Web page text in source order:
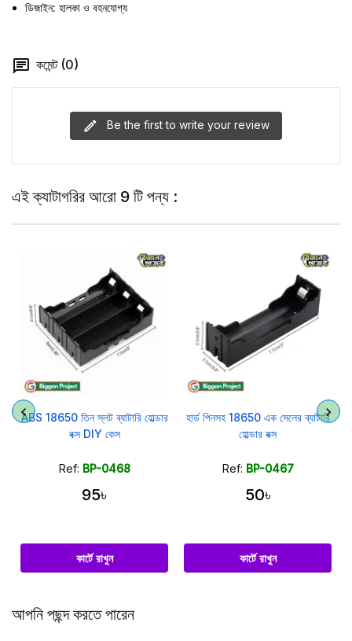
ডিজাইন: হালকা ও বহনযোগ্য
কমেন্ট (0)
Be the first to write your review
এই ক্যাটাগরির আরো 9 টি পন্য :
ABS 18650 তিন স্লট ব্যাটারি হোল্ডার
বক্স DIY কেস
Ref: BP-0468
95৳
কার্টে রাখুন
হার্ড পিনসহ 18650 এক সেলের ব্যাটারি
হোল্ডার বক্স
Ref: BP-0467
50৳
কার্টে রাখুন
আপনি পছন্দ করতে পারেন